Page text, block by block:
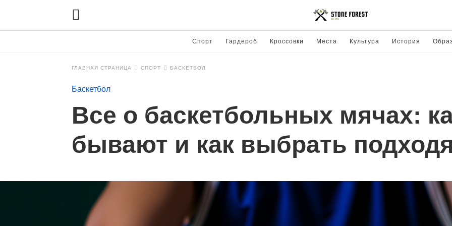
Спорт Гардероб Кроссовки Места Культура История
ГЛАВНАЯ СТРАНИЦА СПОРТ БАСКЕТБОЛ
Баскетбол
Все о баскетбольных мячах:
бывают и как выбрать